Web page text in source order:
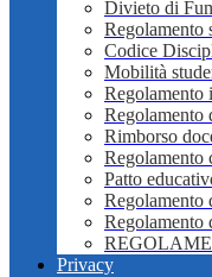
Divieto di
Regolamento
Codice
Mobilità
Regolamento
Regolamento
Rimborso
Regolamento
Patto
Regolamento
Regolamento
Privacy